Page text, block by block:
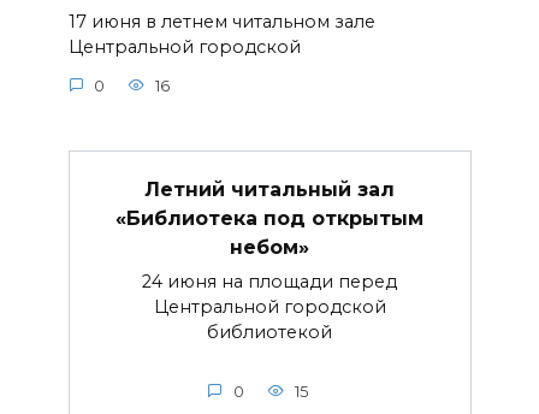
17 июня в летнем читальном зале
Центральной городской
0 16
Летний читальный зал
«Библиотека под открытым
небом»
24 июня на площади перед
Центральной городской
библиотекой
0 15